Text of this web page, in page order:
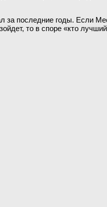
последние годы. Если
то в споре «кто